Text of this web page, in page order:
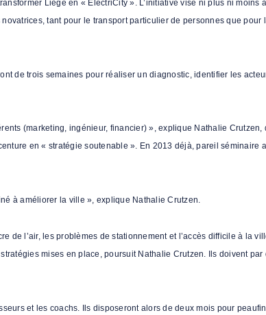
Liège en « ElectriCity ». L’initiative vise ni plus ni moins
tant pour le transport particulier de personnes que pour
de trois semaines pour réaliser un diagnostic, identifier les
(marketing, ingénieur, financier) », explique Nathalie Crutzen,
en « stratégie soutenable ». En 2013 déjà, pareil séminaire
à améliorer la ville », explique Nathalie Crutzen.
de l’air, les problèmes de stationnement et l’accès difficile à la
mises en place, poursuit Nathalie Crutzen. Ils doivent par
et les coachs. Ils disposeront alors de deux mois pour